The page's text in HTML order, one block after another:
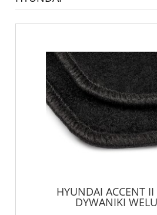
HYUNDAI ACCENT
DYWANIKI